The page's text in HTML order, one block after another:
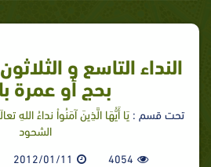
النداء التاسع و
بحج أو عمرة
تحت قسم :يَا أَيُّهَا الَّذِينَ آمَنُواْ نداءُ
الشحود
4054
2012/01/11